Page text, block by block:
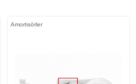
Amortisörler